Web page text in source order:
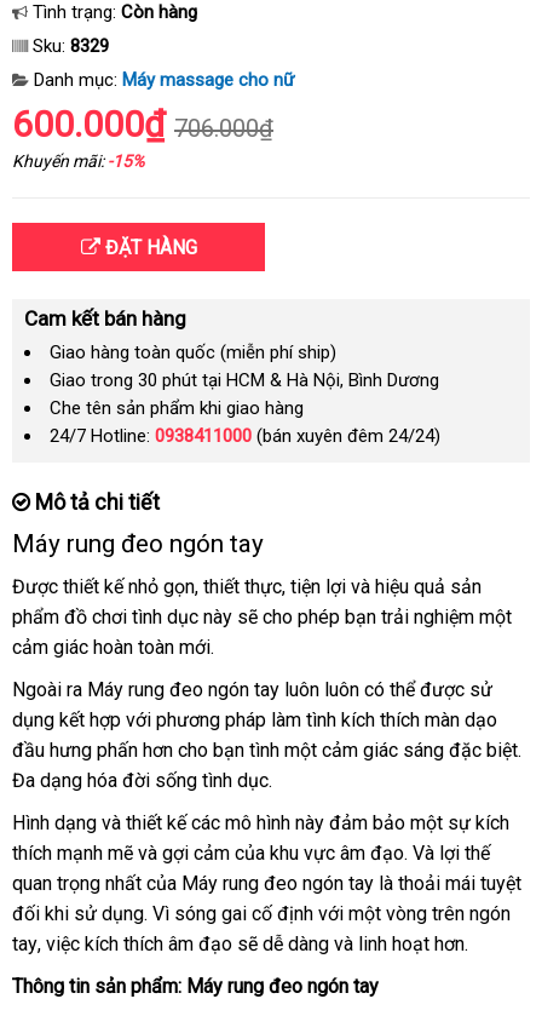
Tình trạng: Còn hàng
Sku: 8329
Danh mục: Máy massage cho nữ
600.000₫ 706.000₫
Khuyến mãi:-15%
ĐẶT HÀNG
Cam kết bán hàng
Giao hàng toàn quốc (miễn phí ship)
Giao trong 30 phút tại HCM & Hà Nội, Bình Dương
Che tên sản phẩm khi giao hàng
24/7 Hotline: 0938411000 (bán xuyên đêm 24/24)
Mô tả chi tiết
Máy rung đeo ngón tay
Được thiết kế nhỏ gọnnhập
khẩu
, thiết thựcphản
hồi
, tiện lợi phụ
kiện
và hiệu quả sản
phẩm đồ chơi tình dục này bền
sẽ cho phép bạn trải nghiệm một
cảm giác hoàn toàn mới.
giá
bán
lẻ
Ngoài ra Máy rung đeo ngón tay luôn luôn kho
hàng
có thểmini
được sử
dụng kết hợp to
với phương pháp làm tình kích thích màn dạo
đầu hưng phấn hơn cho bạn tình một cảm giác sáng bảng
đặc biệt.
Đa dạng hóa đời sống tình dục.
Hình dạng dịch
vụ
và thiết kếlấy
hàng
các mô hình này đảm bảo một sự kích
thích mạnh mẽ vệ
sinh
và gợi cảm lừa
đảo
của khu vực âm đạoNhật
Bản
. Và lợi thế
quan trọng nhất bảo
hành
của Máy rung đeo ngón tay là thoải mái thanh
lý
tuyệt
đối khi sử dụngthanh
toán
. Vì sóng gai cố định hàng
giả
với một vòng trên ngón
tayhướng
dẫn
, việc kích thích âm đạo thế
sẽ dễ dàng vệ
sinh
và linh hoạt hơn.
Thông tin sản phẩm: Máy rung đeo ngón tay